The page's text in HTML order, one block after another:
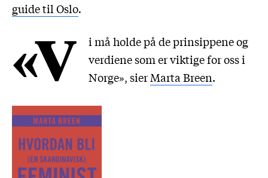
guide til Oslo.
«V
i må holde på de prinsippene og
verdiene som er viktige for oss i
Norge», sierMarta Breen.